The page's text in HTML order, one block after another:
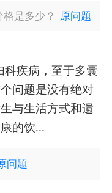
是多少？ 原问题
科疾病，至于多囊
问题是没有绝对
与生活方式和遗
的饮...
问题